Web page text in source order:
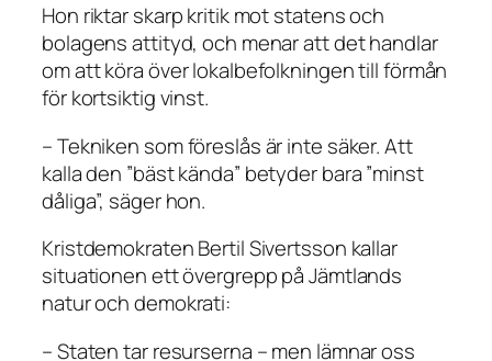
Hon riktar skarp kritik mot statens och
bolagens attityd, och menar att det handlar
om att köra över lokalbefolkningen till förmån
för kortsiktig vinst.
– Tekniken som föreslås är inte säker. Att
kalla den ”bäst kända” betyder bara ”minst
dåliga”, säger hon.
Kristdemokraten Bertil Sivertsson kallar
situationen ett övergrepp på Jämtlands
natur och demokrati:
– Staten tar resurserna – men lämnar oss